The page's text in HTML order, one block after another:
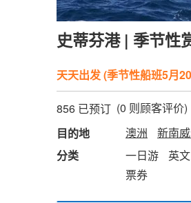
史蒂芬港 | 季节性
天天出发 (季节性船班5月
856 已预订 (0 则顾客评价)
目的地
澳洲 新南
分类
一日游 英文
票券